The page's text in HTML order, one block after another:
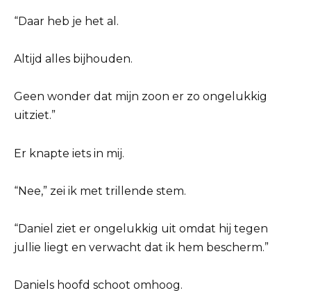
“Daar heb je het al.
Altijd alles bijhouden.
Geen wonder dat mijn zoon er zo ongelukkig
uitziet.”
Er knapte iets in mij.
“Nee,” zei ik met trillende stem.
“Daniel ziet er ongelukkig uit omdat hij tegen
jullie liegt en verwacht dat ik hem bescherm.”
Daniels hoofd schoot omhoog.